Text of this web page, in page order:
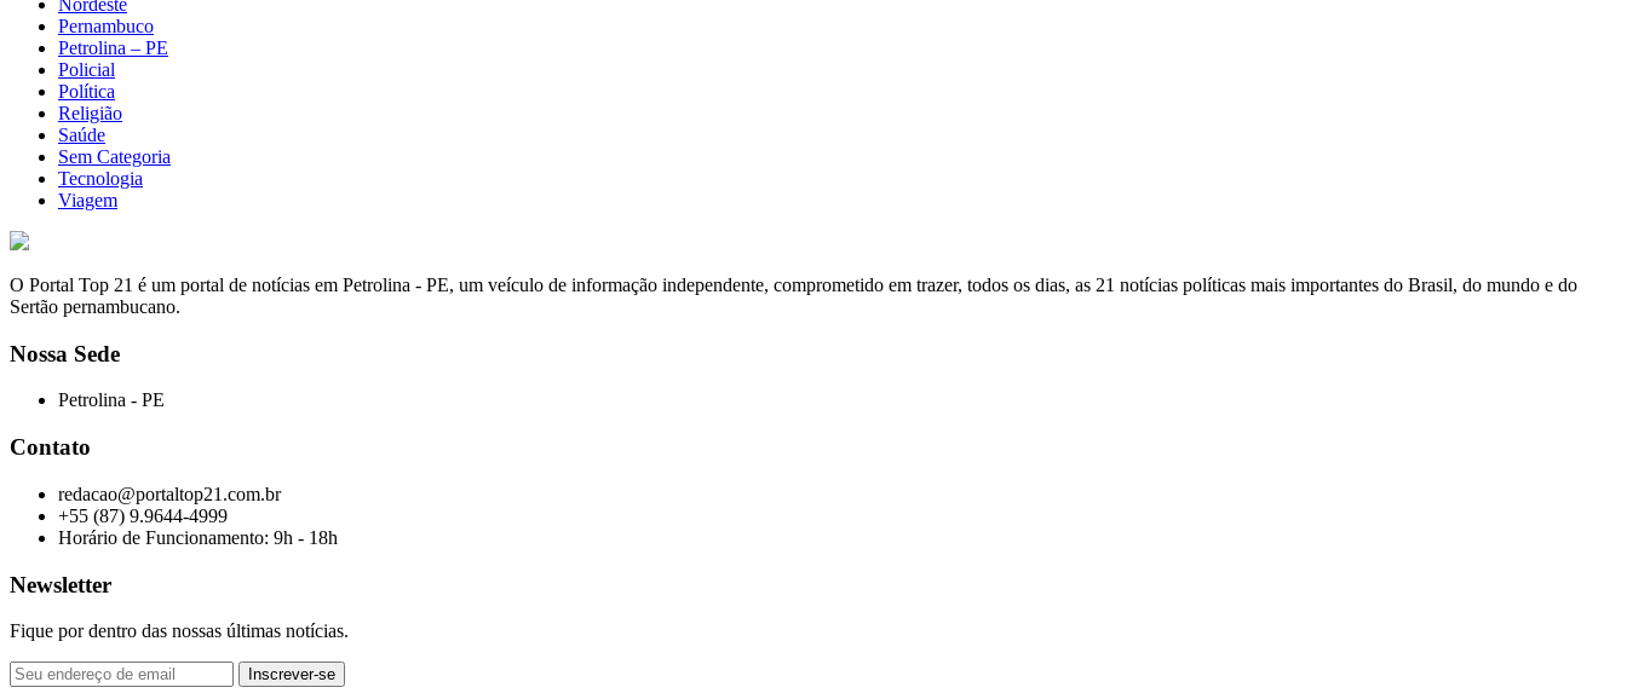
Nordeste
Pernambuco
Petrolina – PE
Policial
Política
Religião
Saúde
Sem Categoria
Tecnologia
Viagem
O Portal Top 21 é um portal de notícias em Petrolina - PE, um veículo de informação independente, comprometido em trazer, todos os dias, as 21 notícias políticas mais importantes do Brasil, do mundo e do
Sertão pernambucano.
Nossa Sede
Petrolina - PE
Contato
redacao@portaltop21.com.br
+55 (87) 9.9644-4999
Horário de Funcionamento: 9h - 18h
Newsletter
Fique por dentro das nossas últimas notícias.